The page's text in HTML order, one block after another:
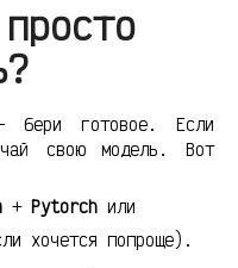
бери готовое. Если
свою модель. Вот
+ Pytorch или
хочется попроще).